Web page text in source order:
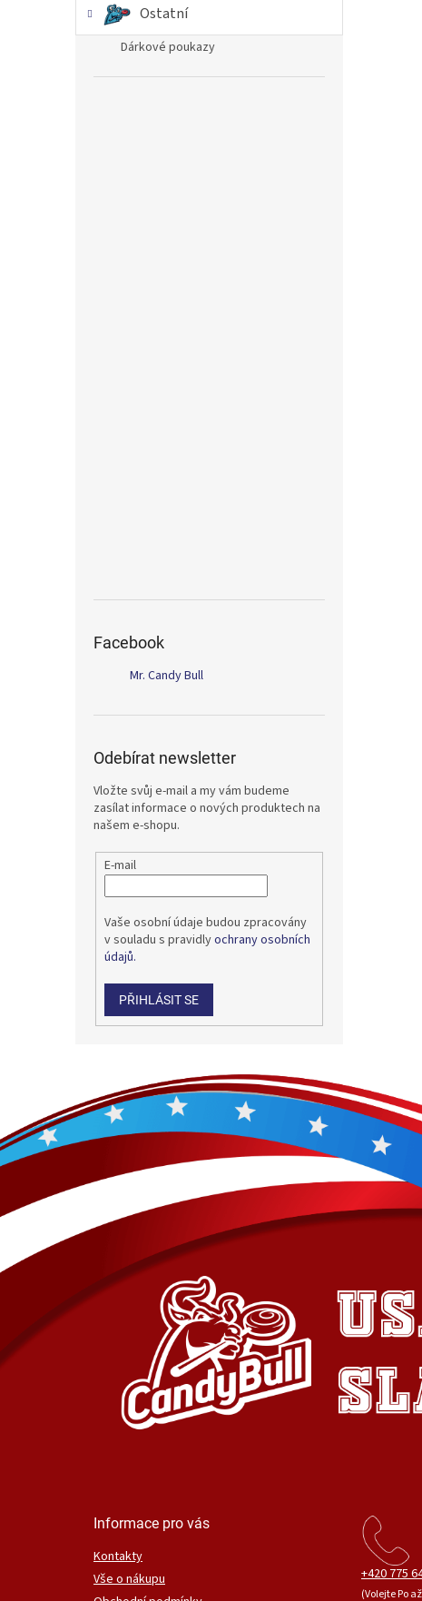
Ostatní
Dárkové poukazy
Facebook
Mr. Candy Bull
Odebírat newsletter
Vložte svůj e-mail a my vám budeme
zasílat informace o nových produktech na
našem e-shopu.
E-mail
Vaše osobní údaje budou zpracovány
v souladu s pravidlyochrany osobních
údajů.
PŘIHLÁSIT SE
t
í
Informace pro vás
Kontakty
Vše o nákupu
+420 775
(Volejte Po